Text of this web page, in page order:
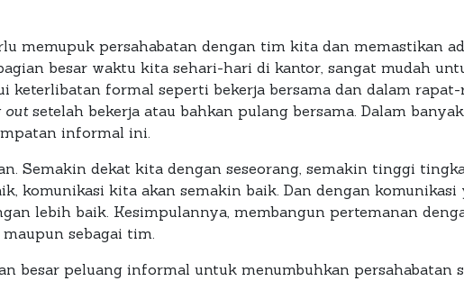
memupuk persahabatan dengan tim kita dan memastikan
besar waktu kita sehari-hari di kantor, sangat mudah
keterlibatan formal seperti bekerja bersama dan dalam
outsetelah bekerja atau bahkan pulang bersama. Dalam
informal ini.
Semakin dekat kita dengan seseorang, semakin tinggi
komunikasi kita akan semakin baik. Dan dengan
lebih baik. Kesimpulannya, membangun pertemanan
sebagai tim.
besar peluang informal untuk menumbuhkan persahabatan